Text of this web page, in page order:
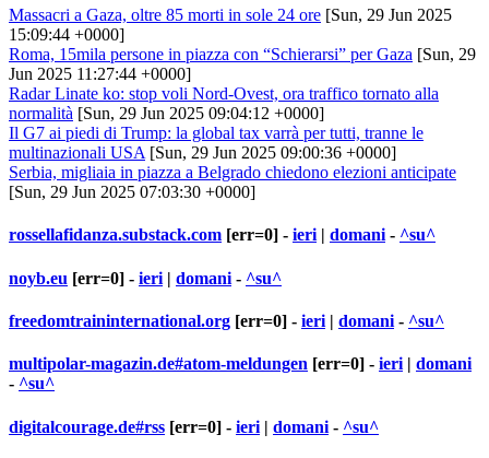
Massacri a Gaza, oltre 85 morti in sole 24 ore [Sun, 29 Jun 2025
15:09:44 +0000]
Roma, 15mila persone in piazza con “Schierarsi” per Gaza [Sun, 29
Jun 2025 11:27:44 +0000]
Radar Linate ko: stop voli Nord‑Ovest, ora traffico tornato alla
normalità [Sun, 29 Jun 2025 09:04:12 +0000]
Il G7 ai piedi di Trump: la global tax varrà per tutti, tranne le
multinazionali USA [Sun, 29 Jun 2025 09:00:36 +0000]
Serbia, migliaia in piazza a Belgrado chiedono elezioni anticipate
[Sun, 29 Jun 2025 07:03:30 +0000]
rossellafidanza.substack.com [err=0] - ieri| domani- ^su^
noyb.eu [err=0] - ieri | domani - ^su^
freedomtraininternational.org [err=0] - ieri | domani - ^su^
multipolar-magazin.de#atom-meldungen [err=0] - ieri | domani
- ^su^
digitalcourage.de#rss [err=0] - ieri | domani - ^su^